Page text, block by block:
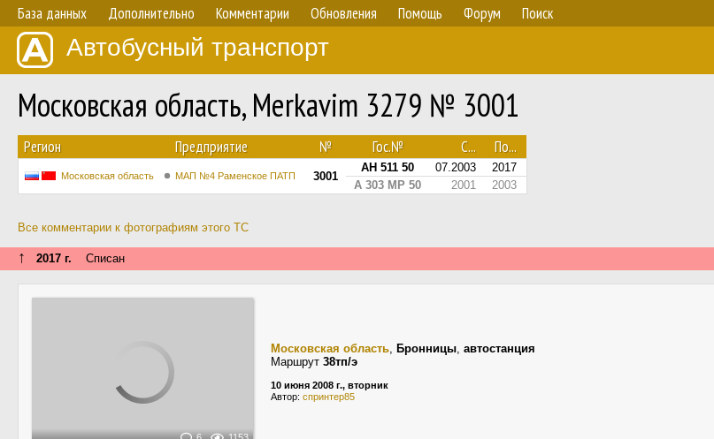
База данных Дополнительно Комментарии Обновления Помощь Форум Поиск
Автобусный транспорт
Московская область, Merkavim 3279 № 3001
Регион Предприятие № Гос.№ С... По...
Московская область МАП №4 Раменское ПАТП 3001
АН 511 50 07.2003
2017
А 303 МР 50
2001 2003
Все комментарии к фотографиям этого ТС
↑ 2017 г. Списан
Московская область, Бронницы, автостанция
Маршрут 38тп/э
10 июня 2008 г., вторник
Автор: спринтер85